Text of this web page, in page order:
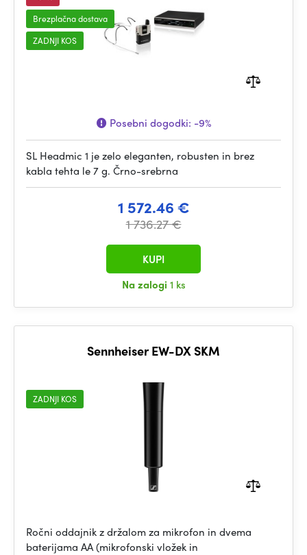
Brezplačna dostava
ZADNJI KOS
Posebni dogodki: -9%
SL Headmic 1 je zelo eleganten, robusten in brez
kabla tehta le 7 g. Črno-srebrna
1 572.46 €
1 736.27 €
Na zalogi 1 ks
KUPI
Sennheiser EW-DX SKM
ZADNJI KOS
Ročni oddajnik z držalom za mikrofon in dvema
baterijama AA (mikrofonski vložek in